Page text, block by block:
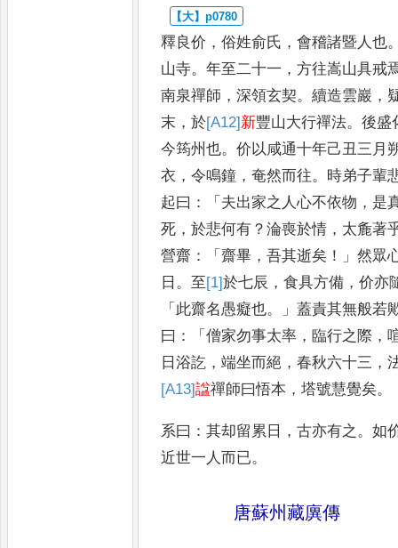
釋良价 ，俗姓俞氏 ，會稽諸暨人也
山寺。年至二十一 ，方往嵩山具戒
南泉禪師 ，深領玄契。續造雲巖 ，
末 ，於[A12]新豐山大行禪法。後盛
今筠州也。价以咸通十年己丑三月
衣 ，令鳴鐘 ，奄然而往。 時弟子輩
起曰 ：「 夫出家之人心不依物 ， 是
死 ，於悲何有 ？淪喪於情 ， 太麁著
營齋 ：「齋畢 ，吾其逝矣 ！」然眾
日 。至[1]於七辰 ，食具方備 ，价亦
「 此齋名愚癡也。」蓋責其無般若
曰 ：「僧家勿事太率 ，臨行之際 ，
日浴訖 ，端坐而絕 ，春秋六十三 ，
[A13]諡禪師曰悟本 ，塔號慧覺矣。
系曰 ：其却留累日 ，古亦有之。如
近世一人而已。
唐蘇州藏廙傳